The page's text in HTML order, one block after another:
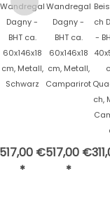
Wandregal
Dagny -
BHT ca.
60x146x18
cm, Metall,
Schwarz
€
*
Wandregal
Dagny -
BHT ca.
60x146x18
cm, Metall,
Camparirot
517,00 €
*
ch
-
ch,